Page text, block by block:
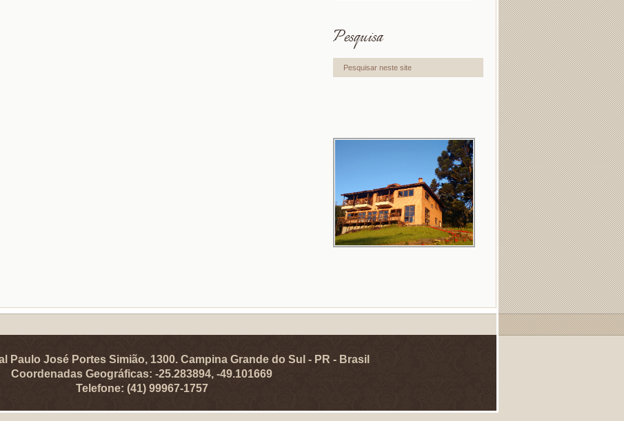
Pesquisa
Paulo José Portes Simião, 1300. Campina Grande do Sul - PR - Brasil
Coordenadas Geográficas: -25.283894, -49.101669
Telefone: (41) 99967-1757